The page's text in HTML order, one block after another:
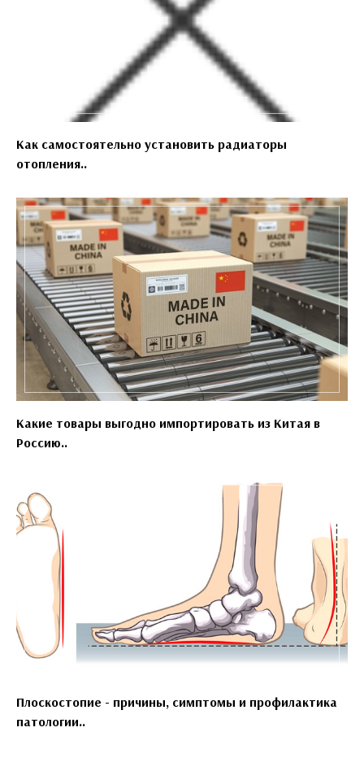
Как самостоятельно установить радиаторы
отопления..
Какие товары выгодно импортировать из Китая в
Россию..
Плоскостопие - причины, симптомы и профилактика
патологии..